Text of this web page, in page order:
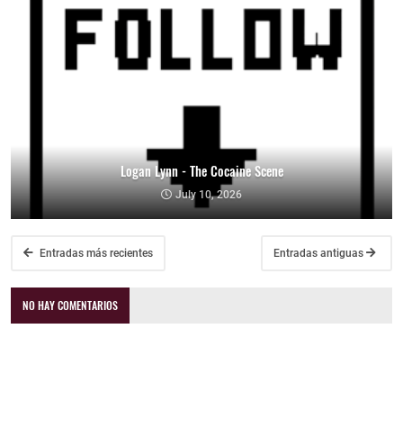
Logan Lynn - The Cocaine Scene
July 10, 2026
Entradas más recientes Entradas antiguas
NO HAY COMENTARIOS